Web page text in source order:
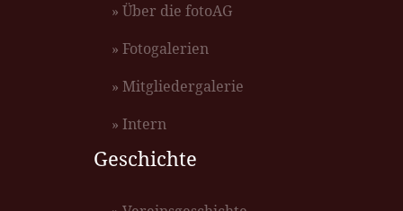
» Über die fotoAG
» Fotogalerien
» Mitgliedergalerie
» Intern
Geschichte